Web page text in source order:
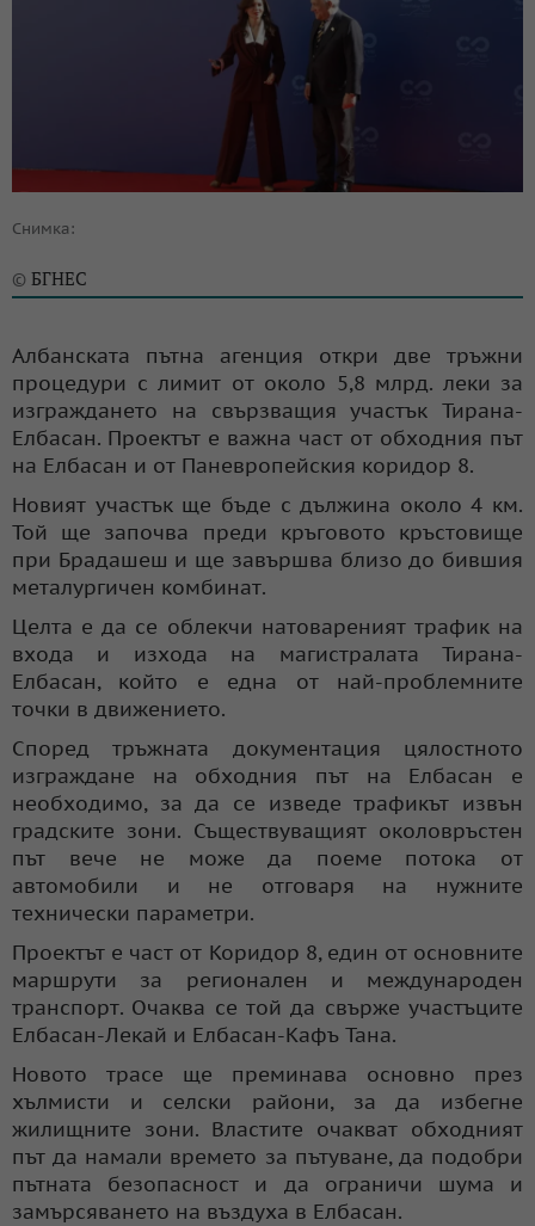
Снимка:
© БГНЕС
Албанската пътна агенция откри две тръжни
процедури с лимит от около 5,8 млрд. леки за
изграждането на свързващия участък Тирана-
Елбасан. Проектът е важна част от обходния път
на Елбасан и от Паневропейския коридор 8.
Новият участък ще бъде с дължина около 4 км.
Той ще започва преди кръговото кръстовище
при Брадашеш и ще завършва близо до бившия
металургичен комбинат.
Целта е да се облекчи натовареният трафик на
входа и изхода на магистралата Тирана-
Елбасан, който е една от най-проблемните
точки в движението.
Според тръжната документация цялостното
изграждане на обходния път на Елбасан е
необходимо, за да се изведе трафикът извън
градските зони. Съществуващият околовръстен
път вече не може да поеме потока от
автомобили и не отговаря на нужните
технически параметри.
Проектът е част от Коридор 8, един от основните
маршрути за регионален и международен
транспорт. Очаква се той да свърже участъците
Елбасан-Лекай и Елбасан-Кафъ Тана.
Новото трасе ще преминава основно през
хълмисти и селски райони, за да избегне
жилищните зони. Властите очакват обходният
път да намали времето за пътуване, да подобри
пътната безопасност и да ограничи шума и
замърсяването на въздуха в Елбасан.